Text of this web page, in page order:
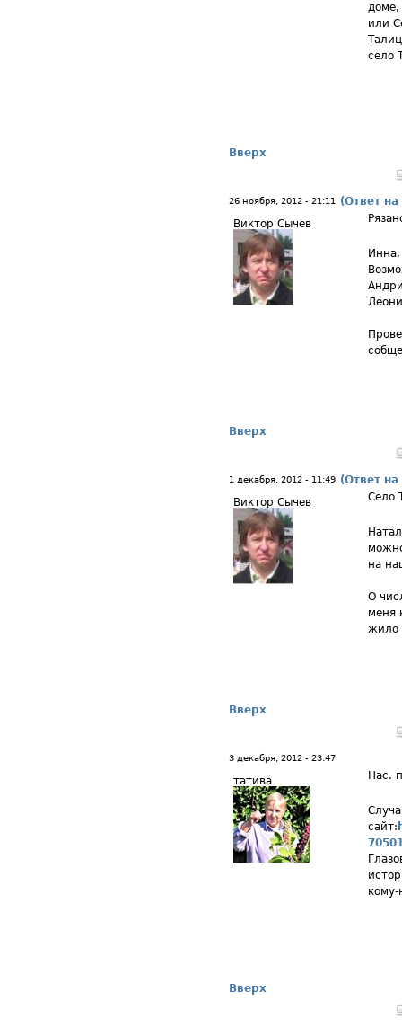
доме,
или
село
Вверх
26 ноября, 2012 - 21:11
(Ответ
Виктор Сычев
Вверх
1 декабря, 2012 - 11:49 (Ответ
Виктор Сычев
Село
на
О
меня
жило
Вверх
3 декабря, 2012 - 23:47
татива Нас.
сайт:
кому-
Вверх